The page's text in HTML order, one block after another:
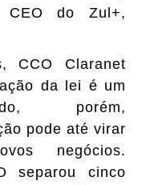
CEO do Zul+,
CCO Claranet
da lei é um
porém,
pode até virar
negócios.
separou cinco